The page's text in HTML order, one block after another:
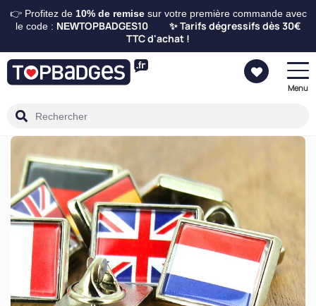
👉 Profitez de 10% de remisesur votre première commande avec
le code : NEWTOPBADGES10 ✨ Tarifs dégressifs dès 30€
TTC d'achat !
Menu